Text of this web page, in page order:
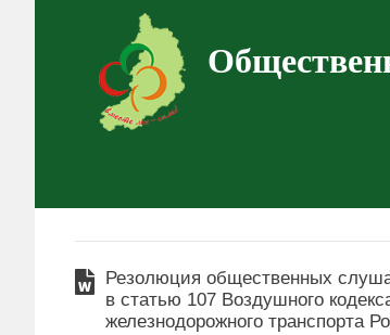
Резолюция общественных
в статью 107 Воздушного
железнодорожного транспорта